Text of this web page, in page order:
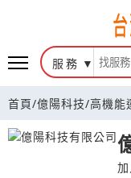
台
服務
首頁/億陽科技/高機能